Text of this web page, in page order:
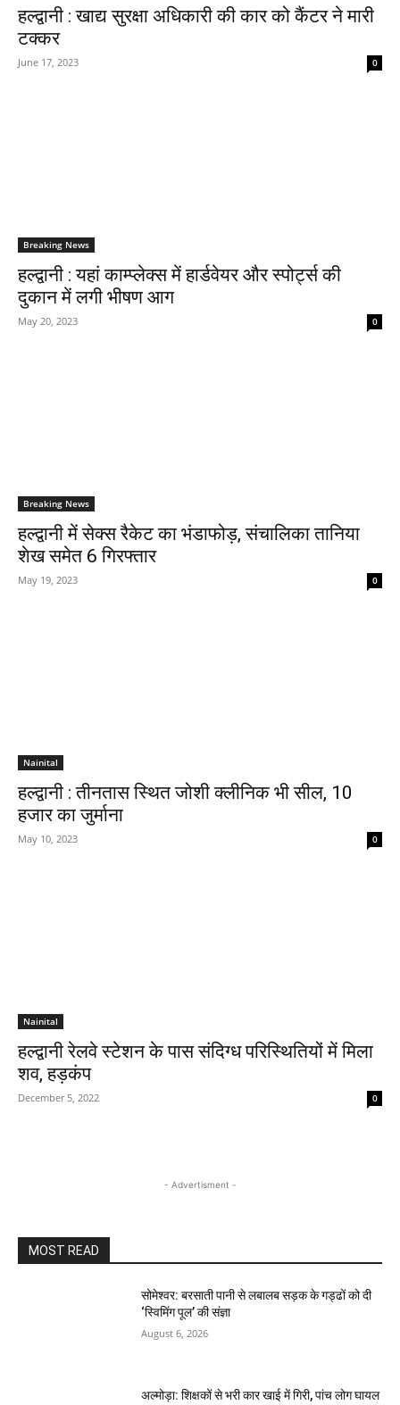
हल्द्वानी : खाद्य सुरक्षा अधिकारी की कार को कैंटर ने मारी
टक्कर
June 17, 2023 0
Breaking News
हल्द्वानी : यहां काम्प्लेक्स में हार्डवेयर और स्पोर्ट्स की
दुकान में लगी भीषण आग
May 20, 2023 0
Breaking News
हल्द्वानी में सेक्स रैकेट का भंडाफोड़, संचालिका तानिया
शेख समेत 6 गिरफ्तार
May 19, 2023 0
Nainital
हल्द्वानी : तीनतास स्थित जोशी क्लीनिक भी सील, 10
हजार का जुर्माना
May 10, 2023 0
Nainital
हल्द्वानी रेलवे स्टेशन के पास संदिग्ध परिस्थितियों में मिला
शव, हड़कंप
December 5, 2022 0
- Advertisment -
MOST READ
सोमेश्वर: बरसाती पानी से लबालब सड़क के गड्ढों को दी
‘स्विमिंग पूल’ की संज्ञा
August 6, 2026
अल्मोड़ा: शिक्षकों से भरी कार खाई में गिरी, पांच लोग घायल